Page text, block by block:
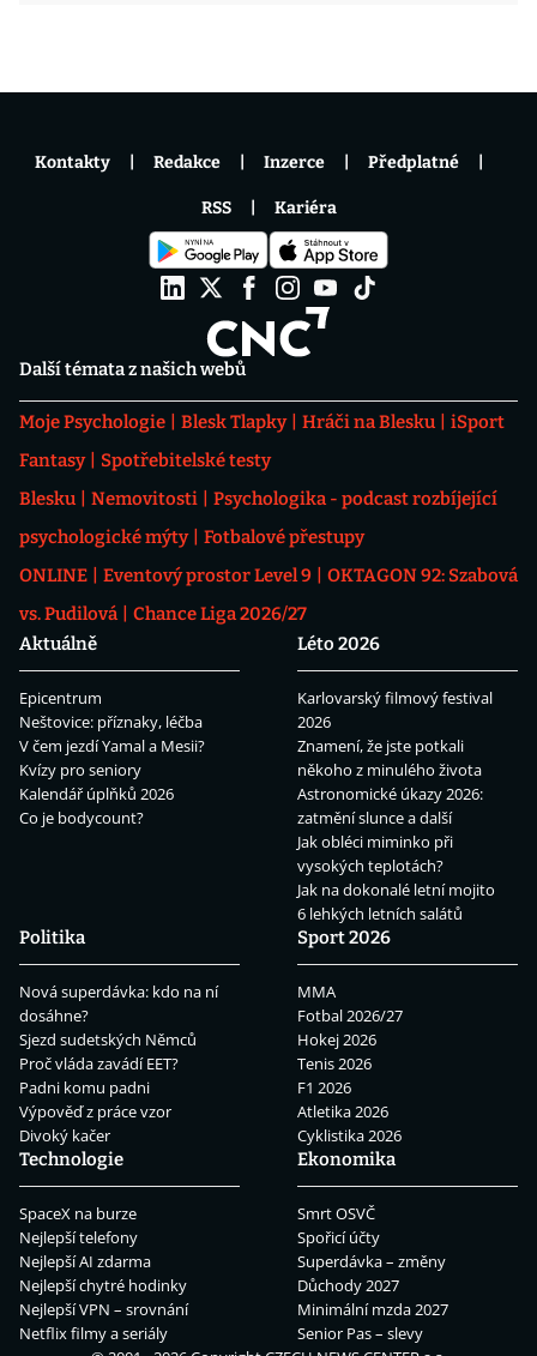
Další témata z našich webů
Moje Psychologie Blesk Tlapky Hráči na Blesku
iSport
Fantasy
Spotřebitelské testy
Blesku
Nemovitosti
Psychologika - podcast rozbíjející
psychologické mýty
Fotbalové přestupy
ONLINE
Eventový prostor Level 9
OKTAGON 92: Szabová
vs. Pudilová
Chance Liga 2026/27
Aktuálně
Epicentrum
Neštovice: příznaky, léčba
V čem jezdí Yamal a Mesii?
Kvízy pro seniory
Kalendář úplňků 2026
Co je bodycount?
Léto 2026
Karlovarský filmový festival
2026
Znamení, že jste potkali
někoho z minulého života
Astronomické úkazy 2026:
zatmění slunce a další
Jak obléci miminko při
vysokých teplotách?
Jak na dokonalé letní mojito
6 lehkých letních salátů
Politika
Nová superdávka: kdo na ní
dosáhne?
Sjezd sudetských Němců
Proč vláda zavádí EET?
Padni komu padni
Výpověď z práce vzor
Divoký kačer
Sport 2026
MMA
Fotbal 2026/27
Hokej 2026
Tenis 2026
F1 2026
Atletika 2026
Cyklistika 2026
Technologie
SpaceX na burze
Nejlepší telefony
Nejlepší AI zdarma
Nejlepší chytré hodinky
Nejlepší VPN – srovnání
Netflix filmy a seriály
Ekonomika
Smrt OSVČ
Spořicí účty
Superdávka – změny
Důchody 2027
Minimální mzda 2027
Senior Pas – slevy
Kontakty Redakce Inzerce Předplatné
RSS Kariéra